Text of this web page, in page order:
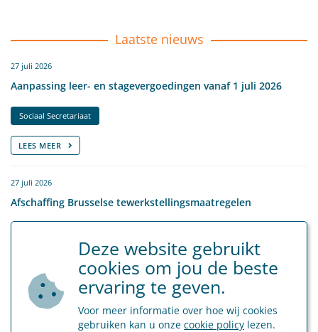
Laatste nieuws
27 juli 2026
Aanpassing leer- en stagevergoedingen vanaf 1 juli 2026
Sociaal Secretariaat
LEES MEER
27 juli 2026
Afschaffing Brusselse tewerkstellingsmaatregelen
8 juli 2026
Kilometervergoeding vanaf 1 juli 2026
Deze website gebruikt
cookies om jou de beste
ervaring te geven.
Voor meer informatie over hoe wij cookies
gebruiken kan u onze cookie policy lezen.